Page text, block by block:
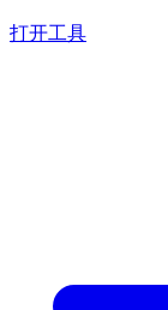
打开工具